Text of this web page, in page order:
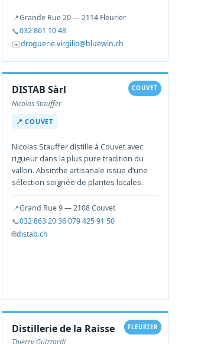
📍Grande Rue 20 — 2114 Fleurier
📞032 861 10 48
✉️droguerie.virgilio@bluewin.ch
COUVET
DISTAB Sàrl
Nicolas Stauffer
📍 COUVET
Nicolas Stauffer distille à Couvet avec
rigueur dans la plus pure tradition du
vallon. Absinthe artisanale issue d’une
sélection soignée de plantes locales.
📍Grand Rue 9 — 2108 Couvet
📞032 863 20 36·079 425 91 50
🌐distab.ch
FLEURIER
Distillerie de la Raisse
Thierry Guizzardi